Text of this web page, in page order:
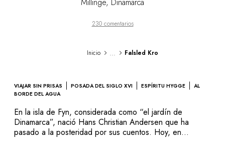
En pareja
En familia
Restaurantes
Spa & bienestar
Natureleza espectacular
230 comentarios
Inicio ... Falsled Kro
VIAJAR SIN PRISAS POSADA DEL SIGLO XVI ESPÍRITU HYGGE
AL
BORDE DEL AGUA
En la isla de Fyn, considerada como “el jardín de
Dinamarca”, nació Hans Christian Andersen que ha
pasado a la posteridad por sus cuentos. Hoy, en